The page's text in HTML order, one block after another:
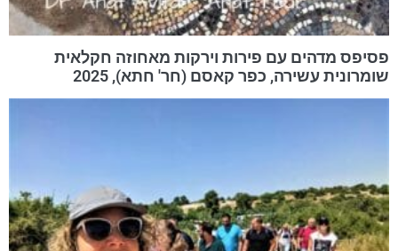
פסיפס מדהים עם פירות וירקות מאחוזה חקלאית
שומרונית עשירה, כפר קאסם (חר' חתא), 2025